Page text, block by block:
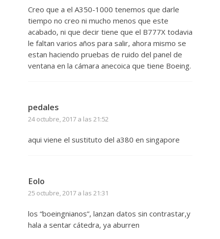
Creo que a el A350-1000 tenemos que darle
tiempo no creo ni mucho menos que este
acabado, ni que decir tiene que el B777X todavia
le faltan varios años para salir, ahora mismo se
estan haciendo pruebas de ruido del panel de
ventana en la cámara anecoica que tiene Boeing.
pedales
24 octubre, 2017 a las 21:52
aqui viene el sustituto del a380 en singapore
Eolo
25 octubre, 2017 a las 21:31
los “boeingnianos”, lanzan datos sin contrastar,y
hala a sentar cátedra, ya aburren